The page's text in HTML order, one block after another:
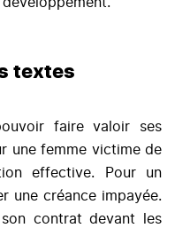
textes
faire valoir ses
une femme victime de
effective. Pour un
une créance impayée.
contrat devant les